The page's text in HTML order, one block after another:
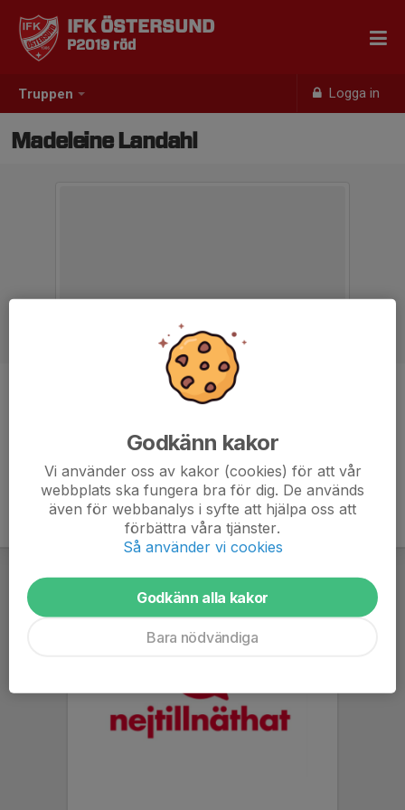
Truppen Logga in
IFK ÖSTERSUND
P2019 röd
Madeleine Landahl
Kassör
Godkänn kakor
Vi använder oss av kakor (cookies) för att vår
webbplats ska fungera bra för dig. De används
även för webbanalys i syfte att hjälpa oss att
förbättra våra tjänster.
Så använder vi cookies
Godkänn alla kakor
Bara nödvändiga